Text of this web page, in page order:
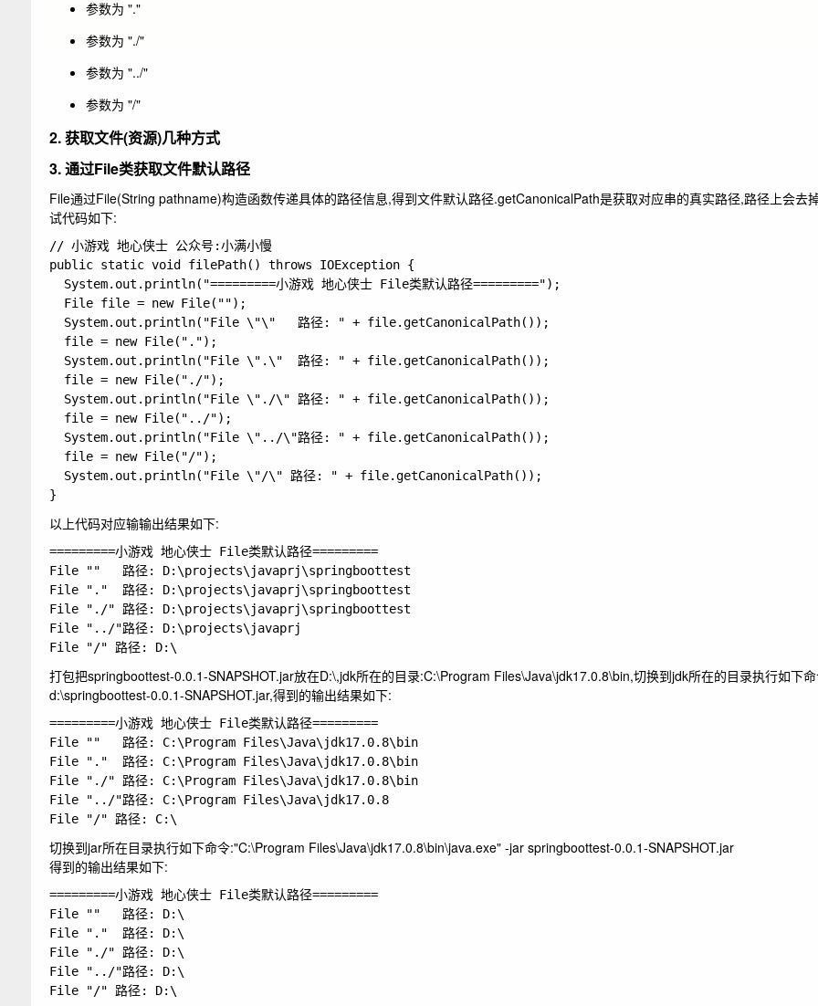
参数为 "."
参数为 "./"
参数为 "../"
参数为 "/"
2. 获取文件(资源)几种方式
3. 通过File类获取文件默认路径
File通过File(String pathname)构造函数传递具体的路径信息,得到文件默认路径.getCanonicalPath是获取对应串的真实路径,路径上会去
试代码如下:
// 小游戏 地心侠士 公众号:小满小慢
public static void filePath() throws IOException {
  System.out.println("=========小游戏 地心侠士 File类默认路径=========");
  File file = new File("");
  System.out.println("File \"\"   路径: " + file.getCanonicalPath());
  file = new File(".");
  System.out.println("File \".\"  路径: " + file.getCanonicalPath());
  file = new File("./");
  System.out.println("File \"./\" 路径: " + file.getCanonicalPath());
  file = new File("../");
  System.out.println("File \"../\"路径: " + file.getCanonicalPath());
  file = new File("/");
  System.out.println("File \"/\" 路径: " + file.getCanonicalPath());
以上代码对应输输出结果如下:
=========小游戏 地心侠士 File类默认路径=========
File ""   路径: D:\projects\javaprj\springboottest
File "."  路径: D:\projects\javaprj\springboottest
File "./" 路径: D:\projects\javaprj\springboottest
File "../"路径: D:\projects\javaprj
打包把springboottest-0.0.1-SNAPSHOT.jar放在D:\,jdk所在的目录:C:\Program Files\Java\jdk17.0.8\bin,切换到jdk所在的目录执行如下
d:\springboottest-0.0.1-SNAPSHOT.jar,得到的输出结果如下:
=========小游戏 地心侠士 File类默认路径=========
File ""   路径: C:\Program Files\Java\jdk17.0.8\bin
File "."  路径: C:\Program Files\Java\jdk17.0.8\bin
File "./" 路径: C:\Program Files\Java\jdk17.0.8\bin
File "../"路径: C:\Program Files\Java\jdk17.0.8
切换到jar所在目录执行如下命令:"C:\Program Files\Java\jdk17.0.8\bin\java.exe" -jar springboottest-0.0.1-SNAPSHOT.jar
得到的输出结果如下:
=========小游戏 地心侠士 File类默认路径=========
File ""   路径: D:\
File "."  路径: D:\
File "./" 路径: D:\
File "../"路径: D:\